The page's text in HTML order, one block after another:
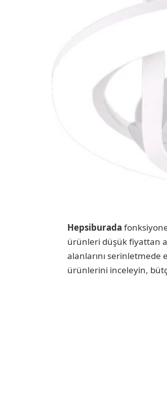
Hepsiburada
ürünleri düşük fiyattan
alanlarını serinletmede
ürünlerini inceleyin,